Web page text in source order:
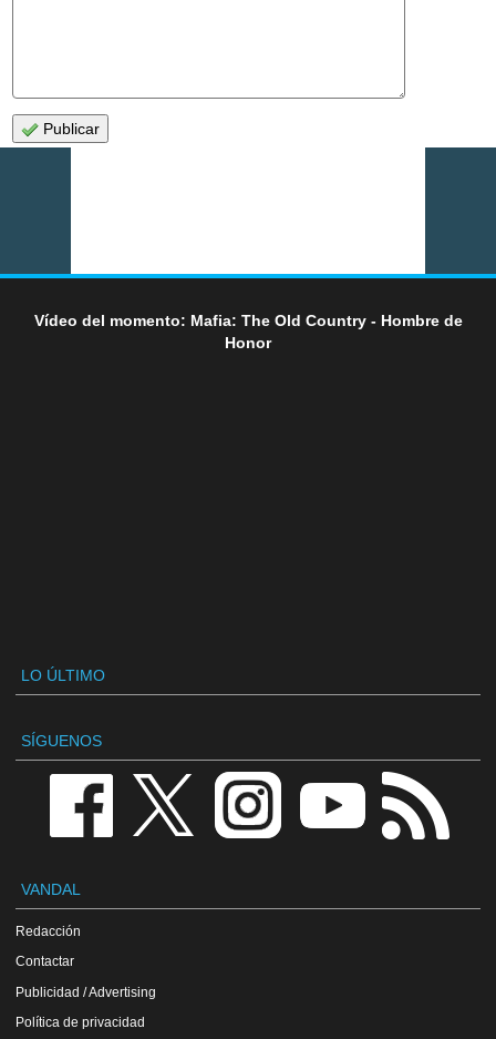
Publicar
Vídeo del momento: Mafia: The Old Country - Hombre de
Honor
LO ÚLTIMO
SÍGUENOS
VANDAL
Redacción
Contactar
Publicidad / Advertising
Política de privacidad